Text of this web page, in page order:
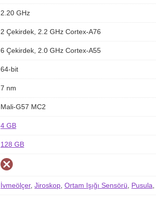
2.20 GHz
2 Çekirdek, 2.2 GHz Cortex-A76
6 Çekirdek, 2.0 GHz Cortex-A55
64-bit
7 nm
Mali-G57 MC2
4 GB
128 GB
İvmeölçer, Jiroskop Ortam Işığı Sensörü Pusula